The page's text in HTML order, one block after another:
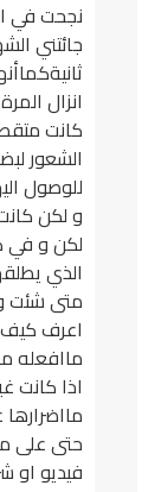
نجحت في
انزال
كانت
الشعور
للوصول
لكن و في
الذي
متى شئت
اعرف
ماافعله
اذا كانت
حتى على
فيديو او